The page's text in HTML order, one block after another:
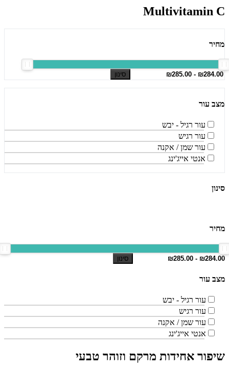
Multivitamin C
מחיר
סינון
מצב עור
עור רגיל - יבש
עור רגיש
עור שמן / אקנה
אנטי אייג'ינג
סינון
מחיר
סינון
מצב עור
עור רגיל - יבש
עור רגיש
עור שמן / אקנה
אנטי אייג'ינג
שיפור אחידות מרקם וזוהר טבעי